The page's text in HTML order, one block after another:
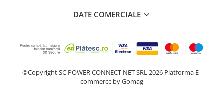
DATE COMERCIALE
©Copyright SC POWER CONNECT NET SRL 2026 Platforma E-
commerce by Gomag